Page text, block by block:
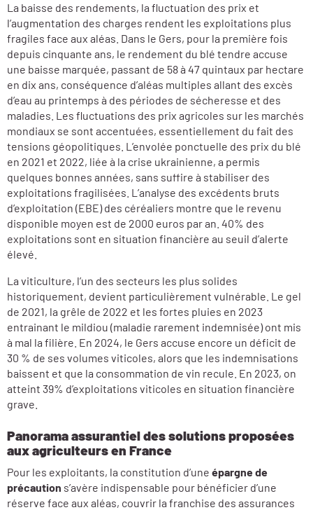
La baisse des rendements, la fluctuation des prix et
l’augmentation des charges rendent les exploitations plus
fragiles face aux aléas. Dans le Gers, pour la première fois
depuis cinquante ans, le rendement du blé tendre accuse
une baisse marquée, passant de 58 à 47 quintaux par hectare
en dix ans, conséquence d’aléas multiples allant des excès
d’eau au printemps à des périodes de sécheresse et des
maladies. Les fluctuations des prix agricoles sur les marchés
mondiaux se sont accentuées, essentiellement du fait des
tensions géopolitiques. L’envolée ponctuelle des prix du blé
en 2021 et 2022, liée à la crise ukrainienne, a permis
quelques bonnes années, sans suffire à stabiliser des
exploitations fragilisées. L’analyse des excédents bruts
d’exploitation (EBE) des céréaliers montre que le revenu
disponible moyen est de 2000 euros par an. 40% des
exploitations sont en situation financière au seuil d’alerte
élevé.
La viticulture, l’un des secteurs les plus solides
historiquement, devient particulièrement vulnérable. Le gel
de 2021, la grêle de 2022 et les fortes pluies en 2023
entrainant le mildiou (maladie rarement indemnisée) ont mis
à mal la filière. En 2024, le Gers accuse encore un déficit de
30 % de ses volumes viticoles, alors que les indemnisations
baissent et que la consommation de vin recule. En 2023, on
atteint 39% d’exploitations viticoles en situation financière
grave.
Panorama assurantiel des solutions proposées
aux agriculteurs en France
Pour les exploitants, la constitution d’une épargne de
précaution s’avère indispensable pour bénéficier d’une
réserve face aux aléas, couvrir la franchise des assurances